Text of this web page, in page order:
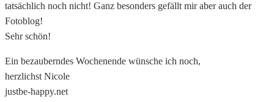
tatsächlich noch nicht! Ganz besonders gefällt mir aber auch der
Fotoblog!
Sehr schön!
Ein bezauberndes Wochenende wünsche ich noch,
herzlichst Nicole
justbe-happy.net